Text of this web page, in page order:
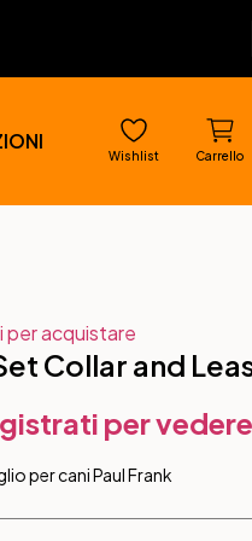
Wishlist Carrello
per acquistare
Collar and
per
per cani Paul Frank